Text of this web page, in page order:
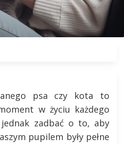
psa czy kota to
w życiu każdego
jednak zadbać o to, aby
pupilem były pełne